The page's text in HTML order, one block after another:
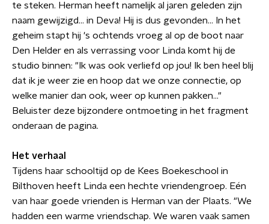
te steken. Herman heeft namelijk al jaren geleden zijn
naam gewijzigd... in Deva! Hij is dus gevonden... In het
geheim stapt hij 's ochtends vroeg al op de boot naar
Den Helder en als verrassing voor Linda komt hij de
studio binnen: "Ik was ook verliefd op jou! Ik ben heel blij
dat ik je weer zie en hoop dat we onze connectie, op
welke manier dan ook, weer op kunnen pakken..."
Beluister deze bijzondere ontmoeting in het fragment
onderaan de pagina.
Het verhaal
Tijdens haar schooltijd op de Kees Boekeschool in
Bilthoven heeft Linda een hechte vriendengroep. Eén
van haar goede vrienden is Herman van der Plaats. "We
hadden een warme vriendschap. We waren vaak samen